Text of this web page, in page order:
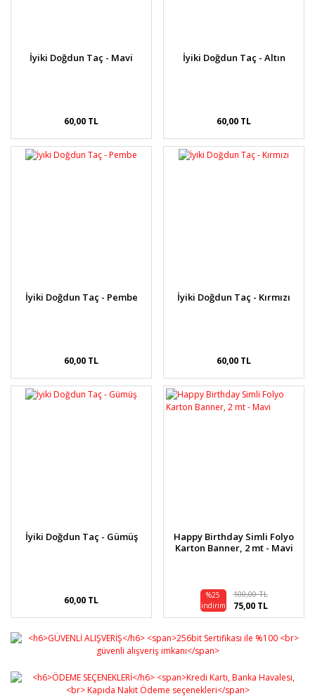
İyiki Doğdun Taç - Mavi
60,00 TL
İyiki Doğdun Taç - Altın
60,00 TL
İyiki Doğdun Taç - Pembe
60,00 TL
İyiki Doğdun Taç - Kırmızı
60,00 TL
İyiki Doğdun Taç - Gümüş
60,00 TL
Happy Birthday Simli Folyo
Karton Banner, 2 mt - Mavi
%25
indirim
100,00 TL
75,00 TL